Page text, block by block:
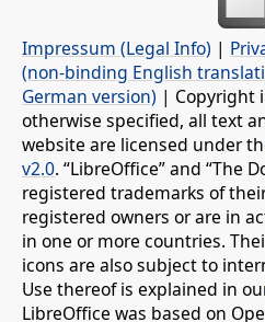
Impressum (Legal Info) |
(non-binding English
German version) | Copyright
otherwise specified, all text
website are licensed under
v2.0. “LibreOffice” and “The
registered trademarks of
registered owners or are in
in one or more countries.
icons are also subject to
Use thereof is explained in
LibreOffice was based on